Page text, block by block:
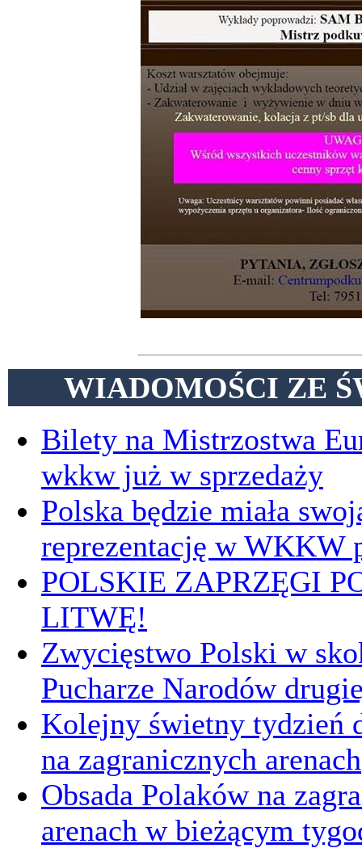
WIADOMOŚCI ZE
Bilety na Mistrzostwa
wkkw już w sprzedaży
Polska będzie miała
reprezentację w WKKW
POLSKIE ZAPRZĘGI
LITWĘ!
Zwycięstwo Polski w
Pucharze Narodów
Kolejny świetny tydzień
na zagranicznych arenach
Obsada Polaków na
arenach w bieżącym